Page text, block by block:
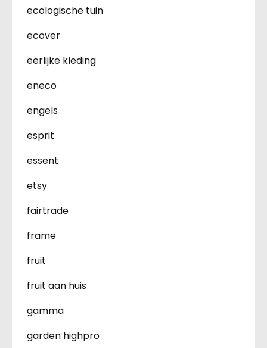
ecologische tuin
ecover
eerlijke kleding
eneco
engels
esprit
essent
etsy
fairtrade
frame
fruit
fruit aan huis
gamma
garden highpro